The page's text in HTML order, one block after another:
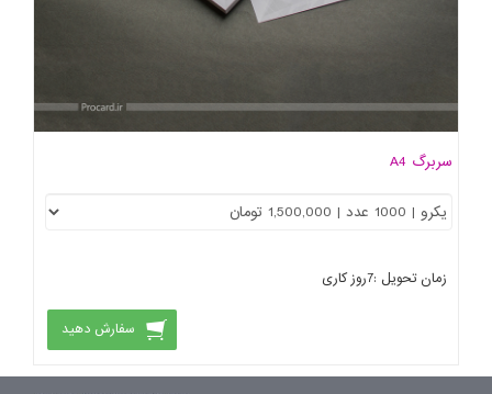
سربرگ A4
زمان تحویل :7روز کاری
سفارش دهید